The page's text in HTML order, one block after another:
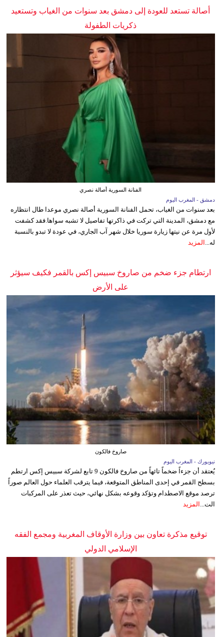
أصالة تستعد للعودة إلى دمشق بعد سنوات من الغياب وتستعيد
ذكريات الطفولة
الفنانة السورية أصالة نصري
دمشق - المغرب اليوم
بعد سنوات من الغياب، تحمل الفنانة السورية أصالة نصري موعدا طال انتظاره
مع دمشق، المدينة التي تركت في ذاكرتها تفاصيل لا تشبه سواها.فقد كشفت
لأول مرة عن نيتها زيارة سوريا خلال شهر آب الجاري، في عودة لا تبدو بالنسبة
له...
المزيد
ارتطام جزء ضخم من صاروخ سبيس إكس بالقمر فكيف سيؤثر
على الأرض
صاروخ فالكون
نيويورك - المغرب اليوم
يُعتقد أن جزءاً ضخماً تائهاً من صاروخ فالكون 9 تابع لشركة سبيس إكس ارتطم
بسطح القمر في إحدى المناطق المتوقعة، فيما يترقب العلماء حول العالم صوراً
ترصد موقع الاصطدام وتؤكد وقوعه بشكل نهائي، حيث تعذر على المركبات
الت... المزيد
توقيع مذكرة تعاون بين وزارة الأوقاف المغربية ومجمع الفقه
الإسلامي الدولي